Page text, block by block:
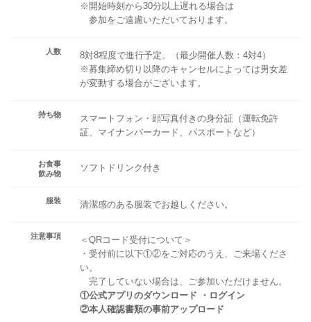
※開始時刻から30分以上遅れる場合は
参加をご遠慮いただいております。
人数
8対8程度で進行予定。（最少開催人数：4対4）
※募集締め切り以降のキャンセルによっては男女差
が変動する場合がございます。
持ち物
スマートフォン・顔写真付きの身分証（運転免許
証、マイナンバーカード、パスポートなど）
お食事
飲み物
ソフトドリンク付き
服装 清潔感のある服装でお越しください。
注意事項
＜QRコード受付について＞
・受付前に以下①②をご対応のうえ、ご来場くださ
い。
完了していない場合は、ご参加いただけません。
①公式アプリのダウンロード ・ログイン
②本人確認書類の事前アップロード